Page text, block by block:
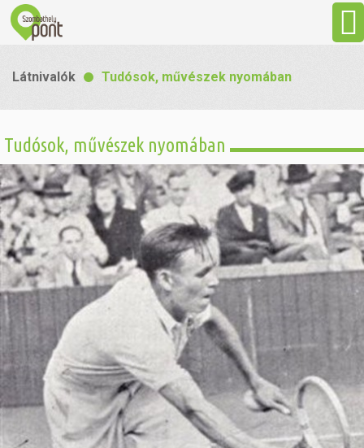
Látnivalók
Gasztronómia
Szállás
Sport
Szabadidő
Hasznos
Látnivalók Tudósok, művészek nyomában
Tudósok, művészek nyomában